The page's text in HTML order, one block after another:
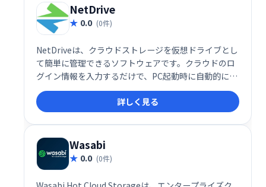
NetDrive
0.0 (0件)
NetDriveは、クラウドストレージを仮想ドライブとし
て簡単に管理できるソフトウェアです。クラウドのロ
グイン情報を入力するだけで、PC起動時に自動的にす
べてのストレージが表示され、まるでローカルドライ
ブのように利用できます。煩わしいログイン作業から
解放され、クラウドストレージをより効率的に活用で
きます。
詳しく見る
Wasabi
0.0 (0件)